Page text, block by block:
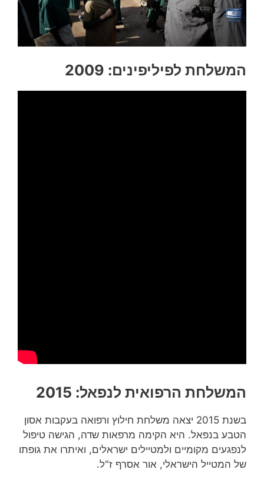
המשלחת לפיליפינים: 2009
המשלחת הרפואית לנפאל: 2015
בשנת 2015 יצאה משלחת חילוץ ורפואה בעקבות אסון
הטבע בנפאל. היא הקימה מרפאות שדה, הגישה טיפול
לנפגעים מקומיים ולמטיילים ישראלים, ואיתרו את גופתו
של המטייל הישראלי, אור אסרף ז"ל.